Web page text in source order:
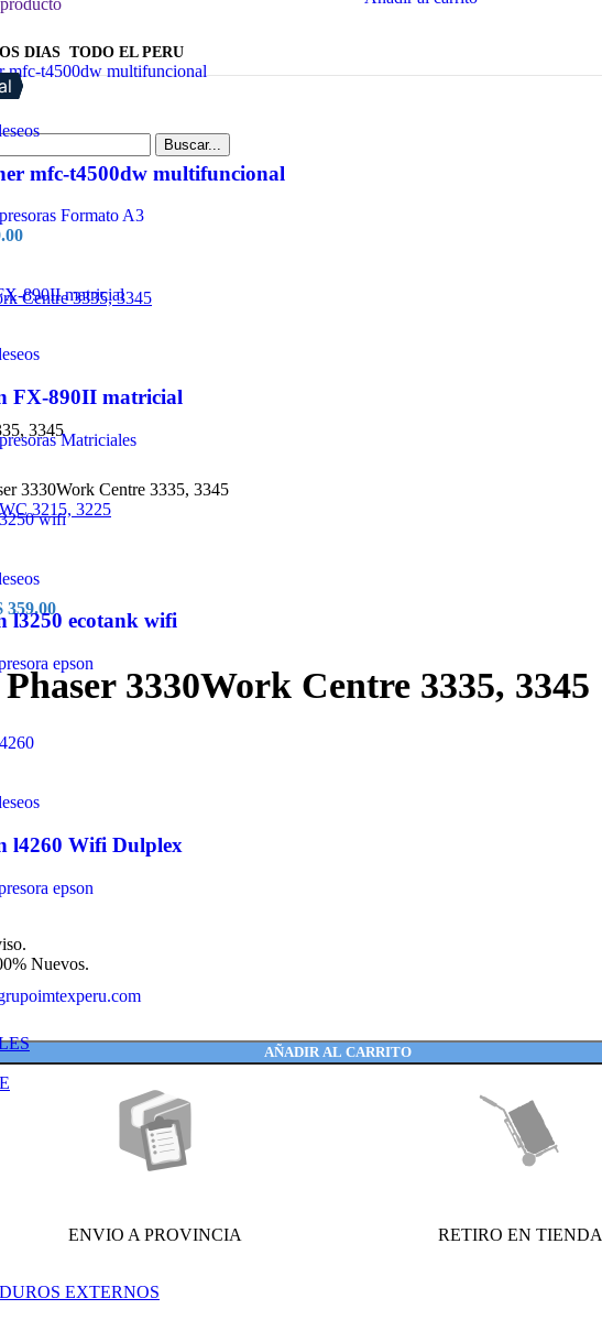
DIAS TODO EL PERU
Buscar...
mfc-t4500dw multifuncional
Formato A3
FX-890II matricial
Matriciales
l3250 ecotank wifi
epson
l4260 Wifi Dulplex
epson
EXTERNOS
3330Work Centre 3335, 3345
359.00
3330Work Centre 3335, 3345
Nuevos.
AÑADIR AL CARRITO
ENVIO A PROVINCIA RETIRO EN TIENDA